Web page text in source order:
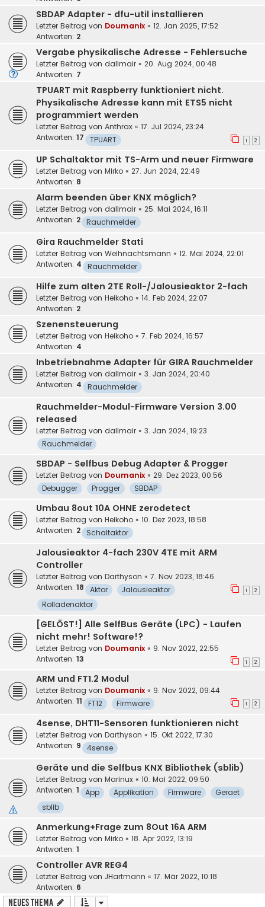
SBDAP Adapter - dfu-util installieren
Letzter Beitrag von Doumanix « 12. Jan 2025, 17:52
Antworten: 2
Vergabe physikalische Adresse - Fehlersuche
Letzter Beitrag von dallmair « 20. Aug 2024, 00:48
Antworten: 7
TPUART mit Raspberry funktioniert nicht.
Physikalische Adresse kann mit ETS5 nicht
programmiert werden
Letzter Beitrag von Anthrax « 17. Jul 2024, 23:24
Antworten: 17 1 2
TPUART
UP Schaltaktor mit TS-Arm und neuer Firmware
Letzter Beitrag von Mirko « 27. Jun 2024, 22:49
Antworten: 8
Alarm beenden über KNX möglich?
Letzter Beitrag von dallmair « 25. Mai 2024, 16:11
Antworten: 2 Rauchmelder
Gira Rauchmelder Stati
Letzter Beitrag von Weihnachtsmann « 12. Mai 2024, 22:01
Antworten: 4 Rauchmelder
Hilfe zum alten 2TE Roll-/Jalousieaktor 2-fach
Letzter Beitrag von Heikoho « 14. Feb 2024, 22:07
Antworten: 2
Szenensteuerung
Letzter Beitrag von Heikoho « 7. Feb 2024, 16:57
Antworten: 4
Inbetriebnahme Adapter für GIRA Rauchmelder
Letzter Beitrag von dallmair « 3. Jan 2024, 20:40
Antworten: 4 Rauchmelder
Rauchmelder-Modul-Firmware Version 3.00
released
Letzter Beitrag von dallmair « 3. Jan 2024, 19:23
Rauchmelder
SBDAP - Selfbus Debug Adapter & Progger
Letzter Beitrag von Doumanix « 29. Dez 2023, 00:56
Debugger
Progger SBDAP
Umbau 8out 10A OHNE zerodetect
Letzter Beitrag von Heikoho « 10. Dez 2023, 18:58
Antworten: 2 Schaltaktor
Jalousieaktor 4-fach 230V 4TE mit ARM
Controller
Letzter Beitrag von Darthyson « 7. Nov 2023, 18:46
Antworten: 18 1 2
Aktor
Jalousieaktor
Rolladenaktor
[GELÖST!] Alle SelfBus Geräte (LPC) - Laufen
nicht mehr! Software!?
Letzter Beitrag von Doumanix « 9. Nov 2022, 22:55
Antworten: 13 1 2
ARM und FT1.2 Modul
Letzter Beitrag von Doumanix « 9. Nov 2022, 09:44
Antworten: 11 1 2
FT12 Firmware
4sense, DHT11-Sensoren funktionieren nicht
Letzter Beitrag von Darthyson « 15. Okt 2022, 17:30
Antworten: 9 4sense
Geräte und die Selfbus KNX Bibliothek (sblib)
Letzter Beitrag von Marinux « 10. Mai 2022, 09:50
Antworten: 1 App Applikation Firmware
Geraet
sblib
Anmerkung+Frage zum 8Out 16A ARM
Letzter Beitrag von Mirko « 18. Apr 2022, 13:19
Antworten: 1
Controller AVR REG4
Letzter Beitrag von JHartmann « 17. Mär 2022, 10:18
Antworten: 6
Neues Thema